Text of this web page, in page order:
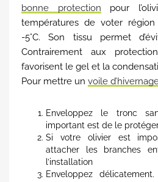
bonne protection pour
températures de voter
-5°C. Son tissu permet
Contrairement aux
favorisent le gel et la
Pour mettre un voile
Enveloppez le tronc
important est de le
Si votre olivier est
attacher les branches
l’installation
Enveloppez